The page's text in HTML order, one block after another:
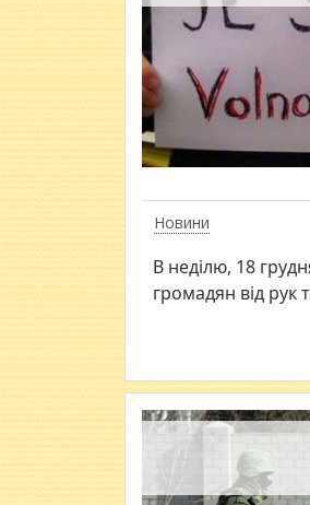
Новини
В неділю, 18
громадян від рук